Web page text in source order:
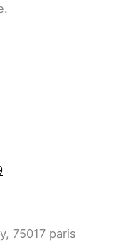
75017 paris